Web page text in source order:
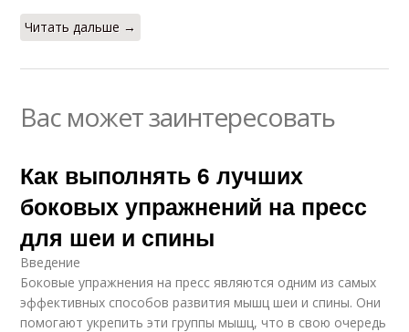
Читать дальше →
Вас может заинтересовать
Как выполнять 6 лучших
боковых упражнений на пресс
для шеи и спины
Введение
Боковые упражнения на пресс являются одним из самых
эффективных способов развития мышц шеи и спины. Они
помогают укрепить эти группы мышц, что в свою очередь